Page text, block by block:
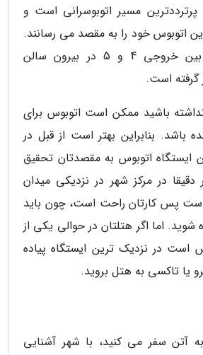
اتوبوس شماره X95 پرترددترین مسیر اتوبوسرانی است و
اتوبوس خود را به مقصد می رسانند.
باجه فروش بلیت بین خروجی 4 و 5 در بیرون سالن
گرفته است.
باشید ممکن است اتوبوس برای
باشد. بنابراین بهتر است از قبل در
اتوبوس به مقصدتان تحقیق
دقیقا در مرکز شهر در نزدیکی میدان
است پس کارتان راحت است، چون باید
شوید. اما اگر هتلتان در حوالی یکی از
است در نزدیک ترین ایستگاه پیاده
یا تاکسی به هتل بروید.
به آتن سفر می کنید، با شهر آشنایی